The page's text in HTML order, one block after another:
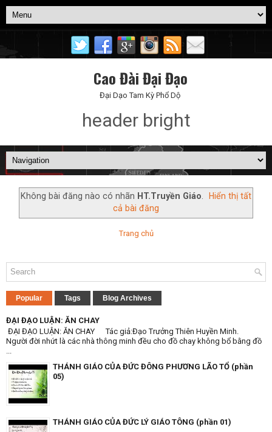
Cao Đài Đại Đạo
Đại Dạo Tam Kỳ Phổ Dộ
header bright
Không bài đăng nào có nhãn HT.Truyền Giáo.
Hiển thị tất
cả bài đăng
Trang chủ
Popular Tags Blog Archives
ĐẠI ĐẠO LUẬN: ĂN CHAY
ĐẠI ĐẠO LUẬN: ĂN CHAY Tác giả:Đạo Trưởng Thiên Huyền Minh.
Người đời nhứt là các nhà thông minh đều cho đồ chay không bổ bằng đồ
...
THÁNH GIÁO CỦA ĐỨC ĐÔNG PHƯƠNG LÃO TỔ (phần
05)
THÁNH GIÁO CỦA ĐỨC LÝ GIÁO TÔNG (phần 01)